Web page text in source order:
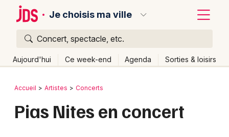
Je choisis ma ville
Concert, spectacle, etc.
Aujourd'hui Ce week-end Agenda Sorties & loisirs
Publier un événement
Bordeaux
Retour
Accueil Artistes Concerts
Pias Nites en concert
Quoi ?
Où ?
Quand ?